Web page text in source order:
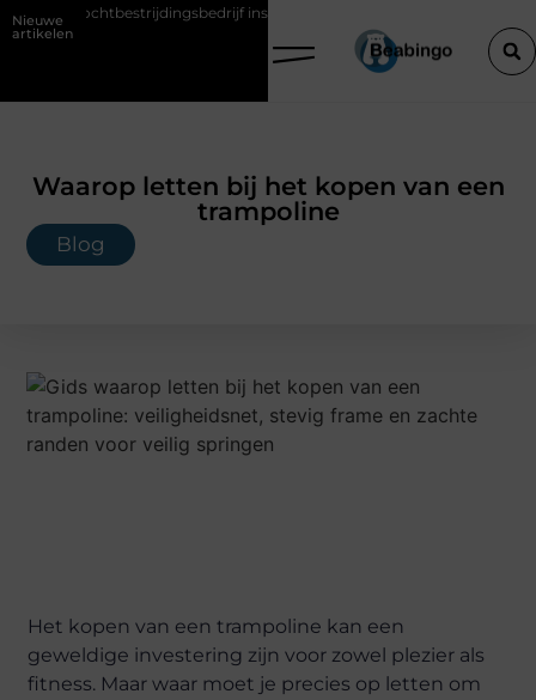
Nieuwe
artikelen
vochtbestrijdingsbedrijf inschakelen vóór je verbouwt
Waarop letten bij het kopen van een
trampoline
Blog
Het kopen van een trampoline kan een
geweldige investering zijn voor zowel plezier als
fitness. Maar waar moet je precies op letten om